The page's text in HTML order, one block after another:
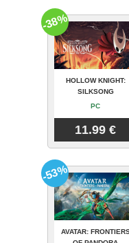
HOLLOW KNIGHT:
SILKSONG
PC
11.99 €
-38%
AVATAR:
-53%